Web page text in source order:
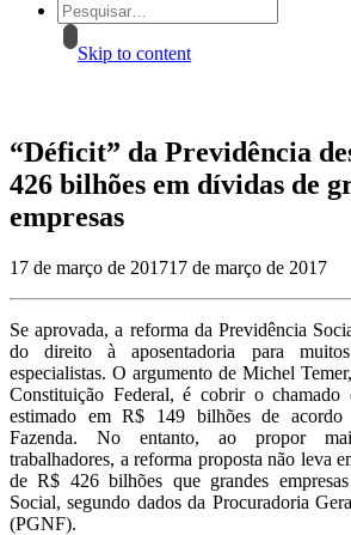
Skip to content
“Déficit” da Previdência
426 bilhões em dívidas de
empresas
17 de março de 201717 de março de 2017
Se aprovada, a reforma da Previdência
do direito à aposentadoria para
especialistas. O argumento de Michel
Constituição Federal, é cobrir o chamado
estimado em R$ 149 bilhões de
Fazenda. No entanto, ao propor
trabalhadores, a reforma proposta não leva
de R$ 426 bilhões que grandes
Social, segundo dados da Procuradoria
(PGNF).